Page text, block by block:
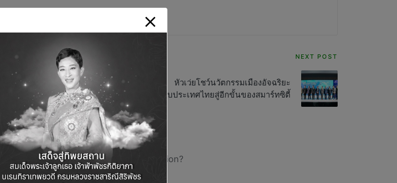
NEXT POST
หัวเว่ยโชว์นวัตกรรมเมืองอัจฉริยะ
เตรียมความพร้อมยกระดับประเทศไทยสู่อีกขั้นของสมาร์ทซิตี้
Comments
yet. Why don’t you start the discussion?